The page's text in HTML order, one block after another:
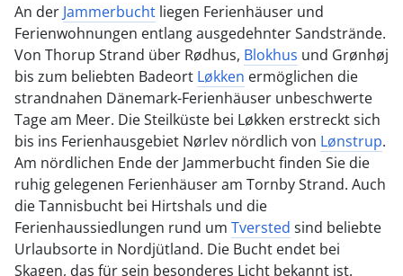
An der Jammerbucht liegen Ferienhäuser und
Ferienwohnungen entlang ausgedehnter Sandstrände.
Von Thorup Strand über Rødhus, Blokhus und Grønhøj
bis zum beliebten Badeort Løkken ermöglichen die
strandnahen Dänemark-Ferienhäuser unbeschwerte
Tage am Meer. Die Steilküste bei Løkken erstreckt sich
bis ins Ferienhausgebiet Nørlev nördlich von Lønstrup.
Am nördlichen Ende der Jammerbucht finden Sie die
ruhig gelegenen Ferienhäuser am Tornby Strand. Auch
die Tannisbucht bei Hirtshals und die
Ferienhaussiedlungen rund um Tversted sind beliebte
Urlaubsorte in Nordjütland. Die Bucht endet bei
Skagen, das für sein besonderes Licht bekannt ist.